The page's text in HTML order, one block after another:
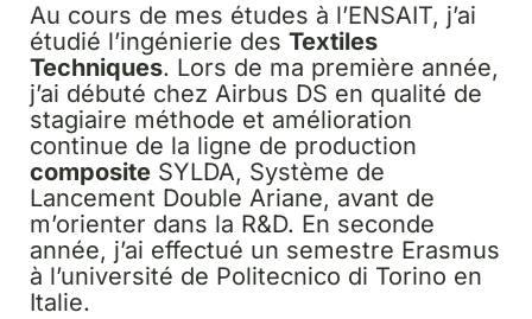
Au cours de mes études à l’ENSAIT, j’ai
étudié l’ingénierie des Textiles
Techniques. Lors de ma première année,
j’ai débuté chez Airbus DS en qualité de
stagiaire méthode et amélioration
continue de la ligne de production
composite SYLDA, Système de
Lancement Double Ariane, avant de
m’orienter dans la R&D. En seconde
année, j’ai effectué un semestre Erasmus
à l’université de Politecnico di Torino en
Italie.